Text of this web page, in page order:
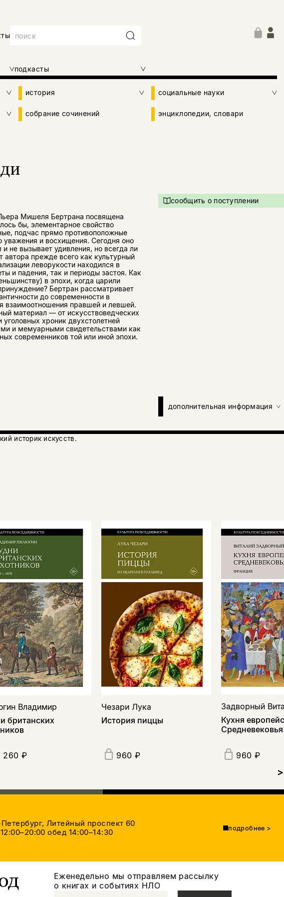
подкасты
история социальные науки
собрание сочинений энциклопедии, словари
Мишеля Бертрана посвящена
бы, элементарное свойство
подчас прямо противоположные
и восхищения. Сегодня оно
не вызывает удивления, но всегда ли
автора прежде всего как культурный
леворукости находился в
и падения, так и периоды застоя. Как
в эпохи, когда царили
Бертран рассматривает
до современности в
взаимоотношения правшей и левшей.
материал — от искусствоведческих
уголовных хроник двухстолетней
и мемуарными свидетельствами как
современников той или иной эпохи.
сообщить о поступлении
дополнительная информация
историк искусств.
Владимир
британских
260 ₽
Чезари Лука
История пиццы
960 ₽
Задворный
Кухня
Средневековья
960 ₽
>
Литейный проспект 60
обед 14:00–14:30 подробнее >
Еженедельно мы отправляем рассылку
о книгах и событиях НЛО